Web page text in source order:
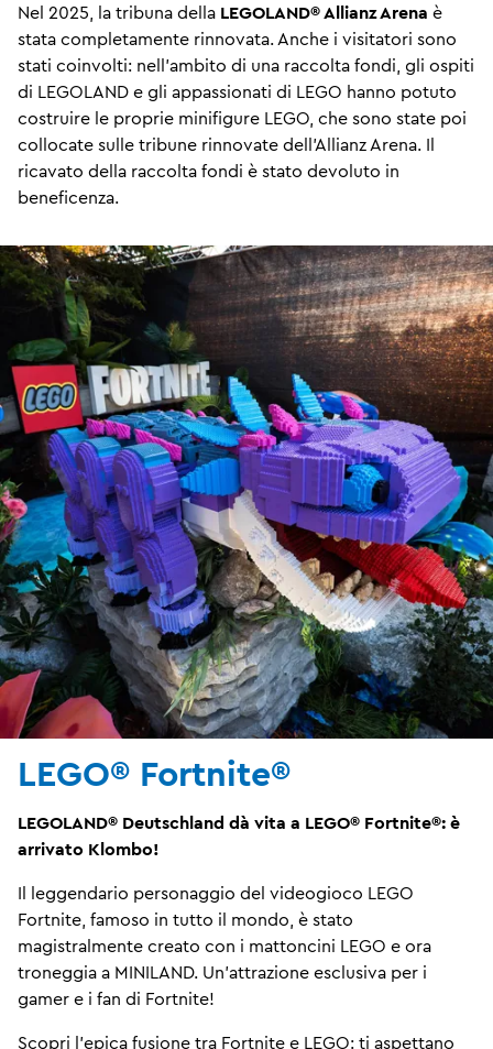
Nel 2025, la tribuna della LEGOLAND® Allianz Arena è
stata completamente rinnovata. Anche i visitatori sono
stati coinvolti: nell'ambito di una raccolta fondi, gli ospiti
di LEGOLAND e gli appassionati di LEGO hanno potuto
costruire le proprie minifigure LEGO, che sono state poi
collocate sulle tribune rinnovate dell'Allianz Arena. Il
ricavato della raccolta fondi è stato devoluto in
beneficenza.
LEGO® Fortnite®
LEGOLAND® Deutschland dà vita a LEGO® Fortnite®: è
arrivato Klombo!
Il leggendario personaggio del videogioco LEGO
Fortnite, famoso in tutto il mondo, è stato
magistralmente creato con i mattoncini LEGO e ora
troneggia a MINILAND. Un'attrazione esclusiva per i
gamer e i fan di Fortnite!
Scopri l'epica fusione tra Fortnite e LEGO: ti aspettano